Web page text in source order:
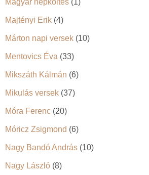
Majtényi Erik (4)
Márton napi versek (10)
Mentovics Éva (33)
Mikszáth Kálmán (6)
Mikulás versek (37)
Móra Ferenc (20)
Móricz Zsigmond (6)
Nagy Bandó András (10)
Nagy László (8)